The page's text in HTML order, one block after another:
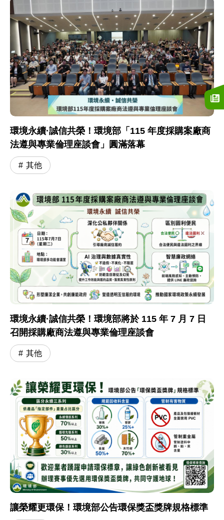
環境永續·誠信共榮！環境部「115 年度採購案廠商
法遵與專業倫理座談會」圓滿落幕
其他
環境永續·誠信共榮！環境部將於 115 年 7 月 7 日
召開採購廠商法遵與專業倫理座談會
其他
讓榮耀更環保！環境部公告環保獎盃獎牌規格標準